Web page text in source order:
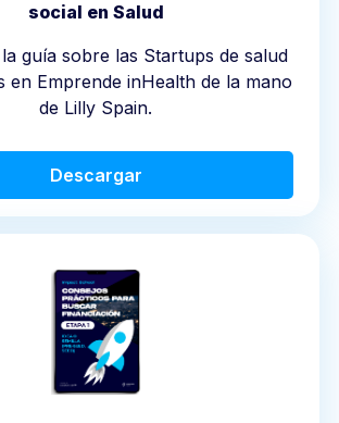
social en Salud
guía sobre las Startups de salud
en Emprende inHealth de la mano
de Lilly Spain.
Descargar